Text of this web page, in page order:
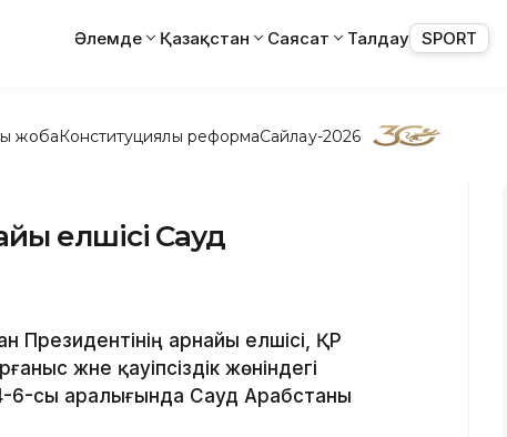
Әлемде Қазақстан Саясат Талдау SPORT
жобаКонституциялық реформаСайлау-2026
елшісі Сауд
Президентінің арнайы елшісі, ҚР
және қауіпсіздік жөніндегі
4-6-сы аралығында Сауд Арабстаны